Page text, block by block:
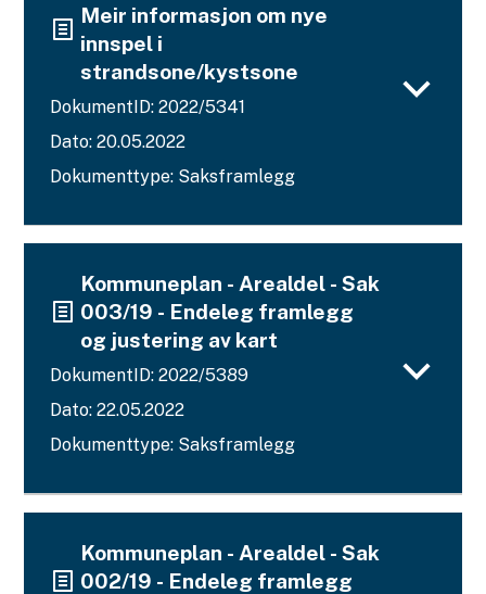
Meir informasjon om nye
innspel i
strandsone/kystsone
DokumentID: 2022/5341
Dato: 20.05.2022
Dokumenttype: Saksframlegg
Kommuneplan - Arealdel - Sak
003/19 - Endeleg framlegg
og justering av kart
DokumentID: 2022/5389
Dato: 22.05.2022
Dokumenttype: Saksframlegg
Kommuneplan - Arealdel - Sak
002/19 - Endeleg framlegg